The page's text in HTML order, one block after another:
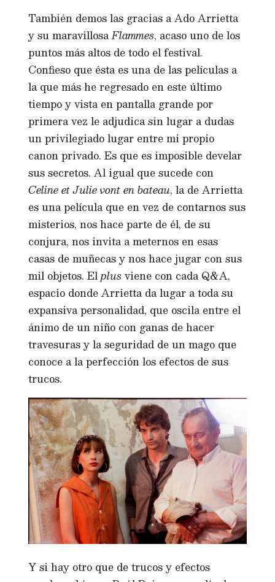
También demos las gracias a Ado Arrietta
y su maravillosaFlammes, acaso uno de los
puntos más altos de todo el festival.
Confieso que ésta es una de las películas a
la que más he regresado en este último
tiempo y vista en pantalla grande por
primera vez le adjudica sin lugar a dudas
un privilegiado lugar entre mi propio
canon privado. Es que es imposible develar
sus secretos. Al igual que sucede con
Celine et Julie vont en bateau, la de Arrietta
es una película que en vez de contarnos sus
misterios, nos hace parte de él, de su
conjura, nos invita a meternos en esas
casas de muñecas y nos hace jugar con sus
mil objetos. Elplusviene con cada Q&A,
espacio donde Arrietta da lugar a toda su
expansiva personalidad, que oscila entre el
ánimo de un niño con ganas de hacer
travesuras y la seguridad de un mago que
conoce a la perfección los efectos de sus
trucos.
Y si hay otro que de trucos y efectos